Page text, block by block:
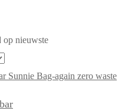
op nieuwste